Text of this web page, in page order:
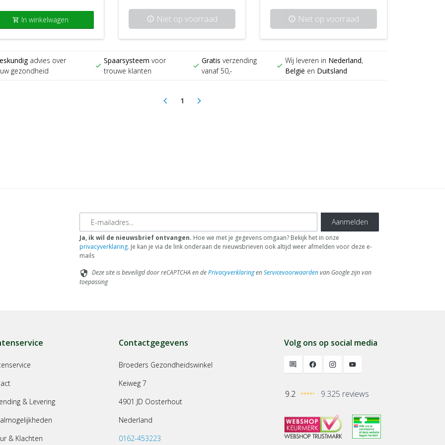
shopping_cart In winkelwagen info Niet op voorraad info Niet op voorraad
advies over
gezondheid
check
Spaarsysteem voor
trouwe klanten
check
Gratis verzending
vanaf 50,-
check
Wij leveren in Nederland,
België en Duitsland
arrow_back_ios 1(current)
arrow_forward_ios
E-mailadres Aanmelden
Ja, ik wil de nieuwsbrief ontvangen. Hoe we met je gegevens omgaan? Bekijk het in onze
privacyverklaring. Je kan je via de link onderaan de nieuwsbrieven ook altijd weer afmelden voor deze e-
mails
security Deze site is beveiligd door reCAPTCHA en dePrivacyverklaringenServicevoorwaardenvan Google zijn van
toepassing
& Levering
& Klachten
Contactgegevens
Broeders Gezondheidswinkel
Keiweg 7
4901 JD Oosterhout
Nederland
0162-453223
Volg ons op social media
9.2 9.325 reviews